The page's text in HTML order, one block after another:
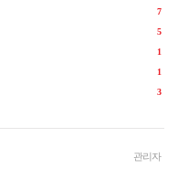
7
5
1
1
3
관리자